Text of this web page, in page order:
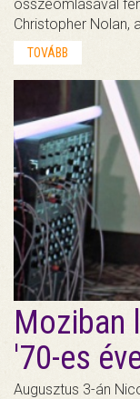
összeomlásával
Christopher Nolan,
TOVÁBB
Moziban
'70-es
Augusztus 3-án